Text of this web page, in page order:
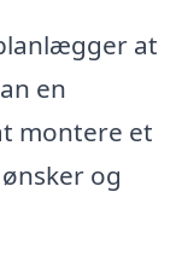
at
en
montere et
og